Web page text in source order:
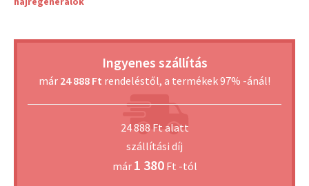
Ingyenes szállítás
már 24 888 Ft rendeléstől, a termékek 97% -ánál!
24 888 Ft alatt
szállítási díj
már 1 380Ft -tól